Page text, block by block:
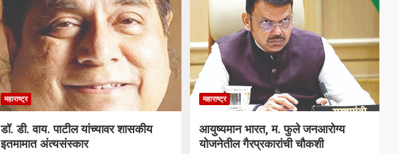
महाराष्ट्र
डॉ. डी. वाय. पाटील यांच्यावर शासकीय
इतमामात अंत्यसंस्कार
महाराष्ट्र
आयुष्यमान भारत, म. फुले जनआरोग्य
योजनेतील गैरप्रकारांची चौकशी